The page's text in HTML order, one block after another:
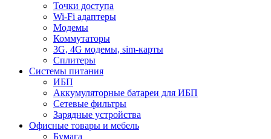
Точки доступа
Wi-Fi адаптеры
Модемы
Коммутаторы
3G, 4G модемы, sim-карты
Сплитеры
Системы питания
ИБП
Аккумуляторные батареи для ИБП
Сетевые фильтры
Зарядные устройства
Офисные товары и мебель
Бумага